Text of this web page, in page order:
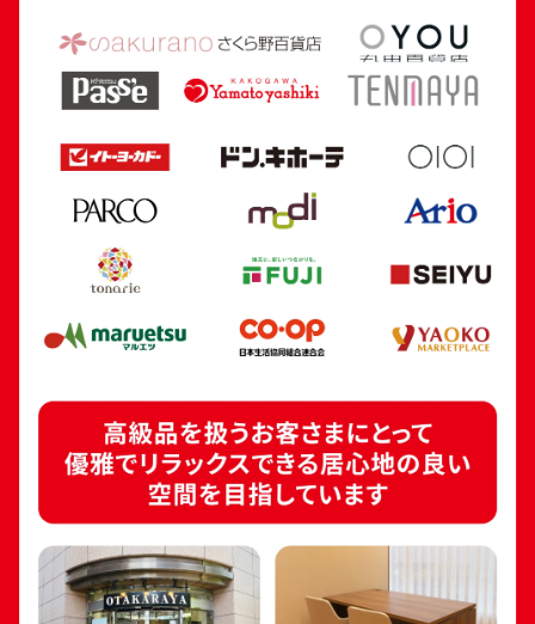
24金 (K24) カレンダー 新星工業 寅
参考買取価格
18金 (K18) 喜平リ
5.0g
参考買取価格
112,300